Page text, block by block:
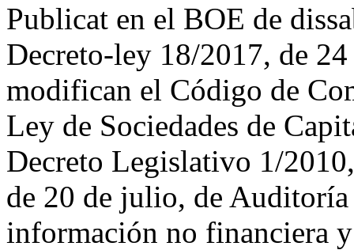
Publicat en el BOE de
Decreto-ley 18/2017, de
modifican el Código de
Ley de Sociedades de
Decreto Legislativo 1/
de 20 de julio, de Auditoría
información no financiera